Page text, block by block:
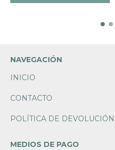
NAVEGACIÓN
INICIO
CONTACTO
POLÍTICA DE DEVOLUCIÓN
MEDIOS DE PAGO